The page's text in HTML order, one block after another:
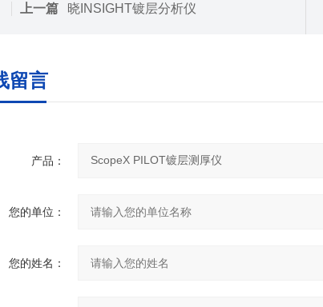
上一篇 晓INSIGHT镀层分析仪
留言
产品：
您的单位：
您的姓名：